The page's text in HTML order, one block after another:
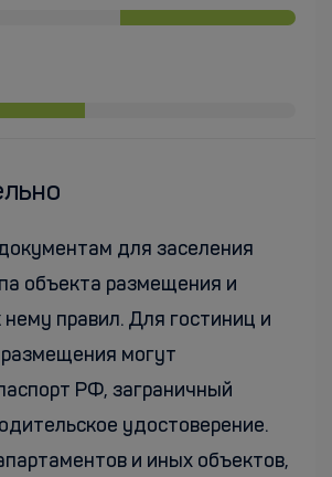
для заселения
объекта размещения и
правил. Для гостиниц и
могут
РФ, заграничный
удостоверение.
и иных объектов,